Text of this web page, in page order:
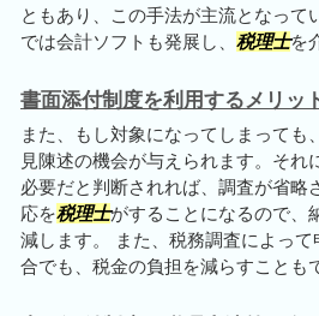
ともあり、この手法が主流となって
では会計ソフトも発展し、 税理士を
書面添付制度を利用するメリッ
また、もし対象になってしまっても
見陳述の機会が与えられます。それ
必要だと判断されれば、調査が省略
応を税理士がすることになるので、
減します。 また、税務調査によっ
合でも、税金の負担を減らすことも